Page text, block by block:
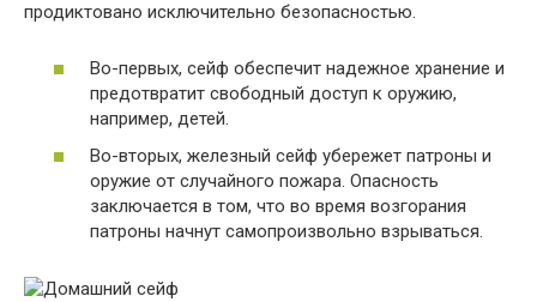
продиктовано исключительно безопасностью.
Во-первых, сейф обеспечит надежное хранение и
предотвратит свободный доступ к оружию,
например, детей.
Во-вторых, железный сейф убережет патроны и
оружие от случайного пожара. Опасность
заключается в том, что во время возгорания
патроны начнут самопроизвольно взрываться.